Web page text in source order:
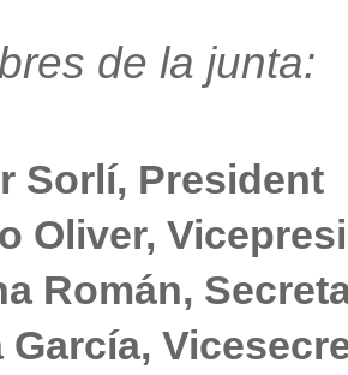
de la junta:
Sorlí, President
Oliver,
Román,
García,